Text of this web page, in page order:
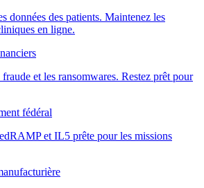
données des patients. Maintenez les
en ligne.
fraude et les ransomwares. Restez prêt pour
fédéral
et IL5 prête pour les missions